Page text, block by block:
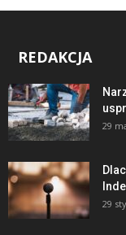
REDAKCJA
29
29